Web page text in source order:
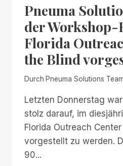
Pneuma
der Workshop-
Florida
the Blind
Durch Pneuma Solutions Team
Letzten Donnerstag
stolz darauf, im
Florida Outreach
vorgestellt zu werden.
90...